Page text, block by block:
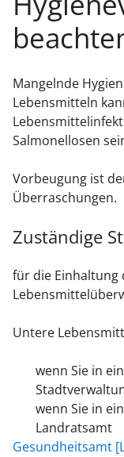
Mangelnde
Lebensmitteln
Salmonellosen
Vorbeugung ist
Überraschungen.
Zuständige
für die Einhaltung
Untere
wenn Sie in
wenn Sie in
Landratsamt
Gesundheitsamt